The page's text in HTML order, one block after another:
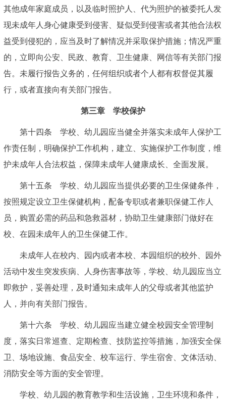
其他成年家庭成员，以及临时照护人、代为照护的被委托人发
现未成年人身心健康受到侵害、疑似受到侵害或者其他合法权
益受到侵犯的，应当及时了解情况并采取保护措施；情况严重
的，立即向公安、民政、教育、卫生健康、网信等有关部门报
告。未履行报告义务的，任何组织或者个人都有权督促其履
行，或者直接向有关部门报告。
第三章 学校保护
第十四条 学校、幼儿园应当健全并落实未成年人保护工
作责任制，明确保护工作机构，建立、实施保护工作制度，维
护未成年人合法权益，保障未成年人健康成长、全面发展。
第十五条 学校、幼儿园应当提供必要的卫生保健条件，
按照规定设立卫生保健机构，配备专职或者兼职保健工作人
员，购置必需的药品和急救器材，协助卫生健康部门做好在
校、在园未成年人的卫生保健工作。
未成年人在校内、园内或者本校、本园组织的校外、园外
活动中发生突发疾病、人身伤害事故等，学校、幼儿园应当立
即救护，妥善处理，及时通知未成年人的父母或者其他监护
人，并向有关部门报告。
第十六条 学校、幼儿园应当建立健全校园安全管理制
度，落实日常巡查、定期检查、技防监控等措施，加强安全保
卫、场地设施、食品安全、校车运行、学生宿舍、文体活动、
消防安全等方面的安全管理。
学校、幼儿园的教育教学和生活设施，卫生环境和条件，